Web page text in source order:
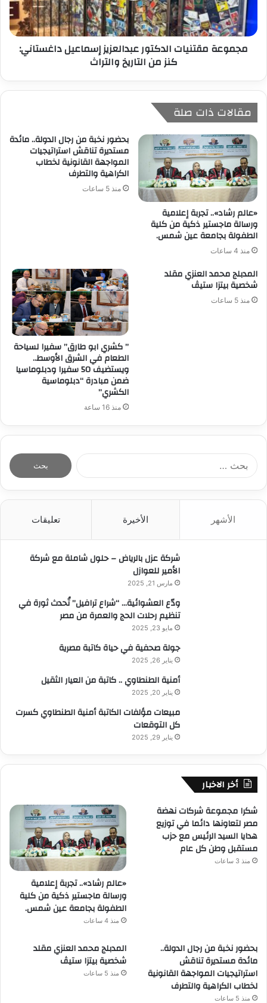
مجموعة مقتنيات الدكتور عبدالعزيز إسماعيل داغستاني:
كنز من التاريخ والتراث
مقالات ذات صلة
«عالم رشاد».. تجربة إعلامية
ورسالة ماجستير ذكية من كلية
الطفولة بجامعة عين شمس.
منذ 4 ساعات
بحضور نخبة من رجال الدولة.. مائدة
مستديرة تناقش استراتيجيات
المواجهة القانونية لخطاب
الكراهية والتطرف
منذ 5 ساعات
المدبلج محمد العنزي مقلد
شخصية بيتزا ستيڤ
منذ 5 ساعات
” كشري ابو طارق” سفيرا لسياحة
الطعام في الشرق الأوسط..
ويستضيف 50 سفيرا ودبلوماسيا
ضمن مبادرة “دبلوماسية
الكشري”
منذ 16 ساعة
الأشهر الأخيرة تعليقات
شركة عزل بالرياض – حلول شاملة مع شركة
الأمير للعوازل
مارس 21, 2025
ودّع العشوائية… “شراع ترافيل” تُحدث ثورة في
تنظيم رحلات الحج والعمرة من مصر
مايو 23, 2025
جولة صحفية في حياة كاتبة مصرية
يناير 26, 2025
أمنية الطنطاوي .. كاتبة من العيار الثقيل
يناير 20, 2025
مبيعات مؤلفات الكاتبة أمنية الطنطاوي كسرت
كل التوقعات
يناير 29, 2025
أخر الاخبار
شكرا مجموعة شركات نهضة
مصر لتعاونها دائما في توزيع
هدايا السيد الرئيس مع حزب
مستقبل وطن كل عام
منذ 3 ساعات
«عالم رشاد».. تجربة إعلامية
ورسالة ماجستير ذكية من كلية
الطفولة بجامعة عين شمس.
منذ 4 ساعات
بحضور نخبة من رجال الدولة..
مائدة مستديرة تناقش
استراتيجيات المواجهة القانونية
لخطاب الكراهية والتطرف
منذ 5 ساعات
المدبلج محمد العنزي مقلد
شخصية بيتزا ستيڤ
منذ 5 ساعات